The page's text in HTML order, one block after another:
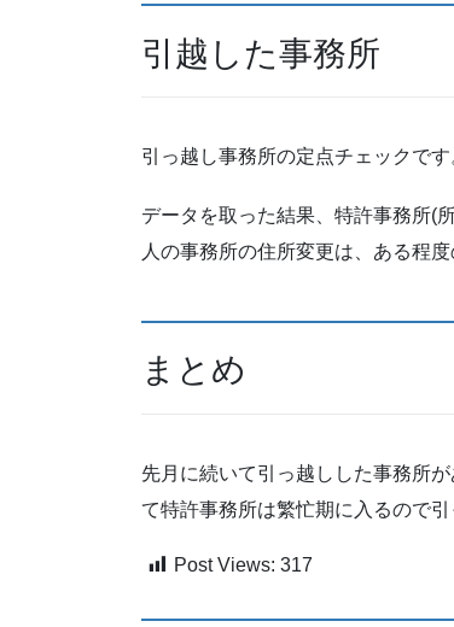
引越した事務所
引っ越し事務所の定点チェックです
データを取った結果、特許事務所(
人の事務所の住所変更は、ある程度
まとめ
先月に続いて引っ越しした事務所
て特許事務所は繁忙期に入るので
Post Views: 317